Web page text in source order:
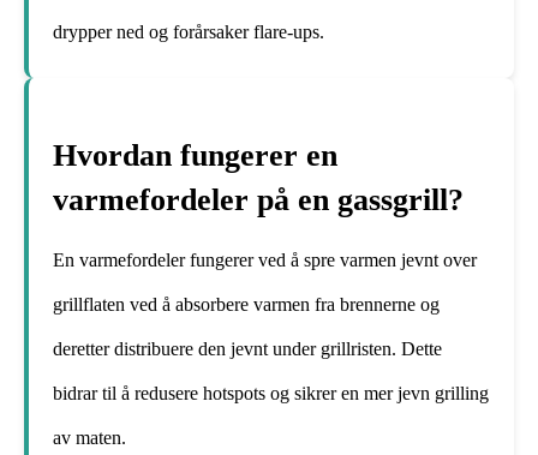
drypper ned og forårsaker flare-ups.
Hvordan fungerer en
varmefordeler på en gassgrill?
En varmefordeler fungerer ved å spre varmen jevnt over
grillflaten ved å absorbere varmen fra brennerne og
deretter distribuere den jevnt under grillristen. Dette
bidrar til å redusere hotspots og sikrer en mer jevn grilling
av maten.